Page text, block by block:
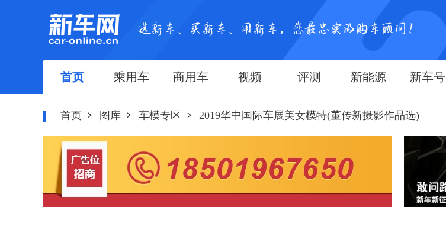
首页 乘用车 商用车 视频 评测 新能源 新车号
首页 图库 车模专区 2019华中国际车展美女模特(董传新摄影作品选)